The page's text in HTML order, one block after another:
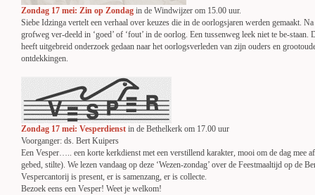
Zondag 17 mei: Zin op Zondag in de Windwijzer om 15.00 uur.
Siebe Idzinga vertelt een verhaal over keuzes die in de oorlogsjaren werden gemaakt.
grofweg ver-deeld in ‘goed’ of ‘fout’ in de oorlog. Een tussenweg leek niet te be-
heeft uitgebreid onderzoek gedaan naar het oorlogsverleden van zijn ouders en
ontdekkingen.
Zondag 17 mei: Vesperdienst in de Bethelkerk om 17.00 uur
Voorganger: ds. Bert Kuipers
Een Vesper….. een korte kerkdienst met een verstillend karakter, mooi om de dag mee
gebed, stilte). We lezen vandaag op deze ‘Wezen-zondag’ over de Feestmaaltijd op de
Vespercantorij is present, er is samenzang, er is collecte.
Bezoek eens een Vesper! Weet je welkom!